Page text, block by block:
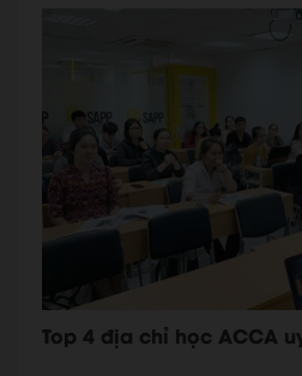
Top 4 địa chỉ học ACCA